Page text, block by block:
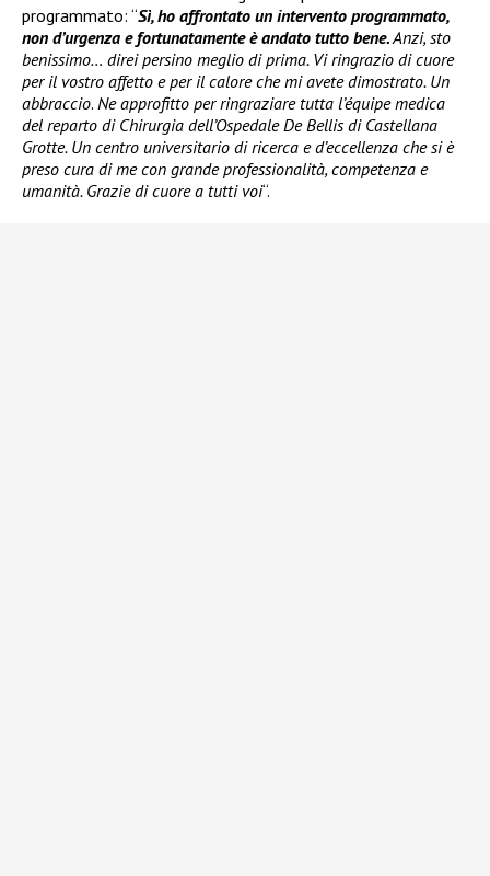
programmato: “Sì, ho affrontato un intervento programmato,
non d’urgenza e fortunatamente è andato tutto bene.Anzi, sto
benissimo… direi persino meglio di prima. Vi ringrazio di cuore
per il vostro affetto e per il calore che mi avete dimostrato. Un
abbraccio. Ne approfitto per ringraziare tutta l’équipe medica
del reparto di Chirurgia dell’Ospedale De Bellis di Castellana
Grotte. Un centro universitario di ricerca e d’eccellenza che si è
preso cura di me con grande professionalità, competenza e
umanità. Grazie di cuore a tutti voi“.